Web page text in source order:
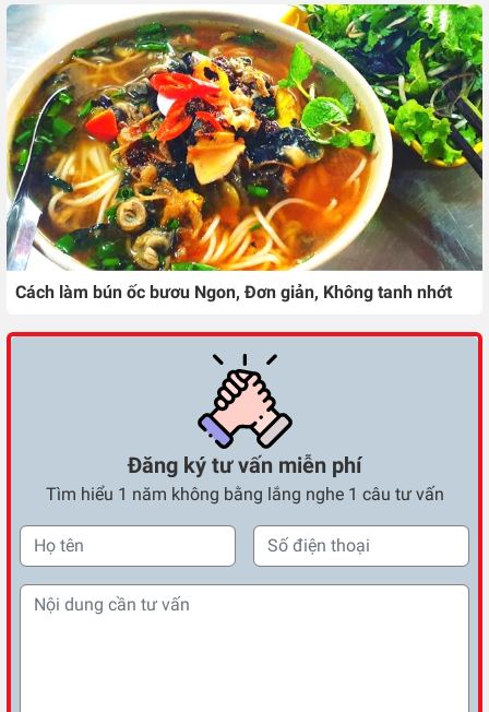
Cách làm bún ốc bươu Ngon, Đơn giản, Không tanh nhớt
Đăng ký tư vấn miễn phí
Tìm hiểu 1 năm không bằng lắng nghe 1 câu tư vấn